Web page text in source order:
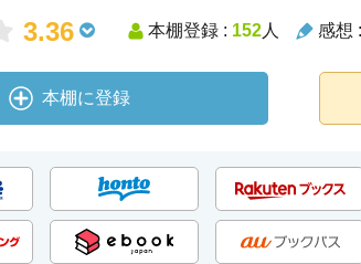
3.36 本棚登録 : 152人 感想 :
本棚に登録